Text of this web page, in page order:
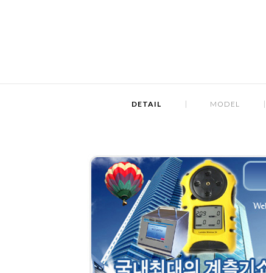
DETAIL MODEL